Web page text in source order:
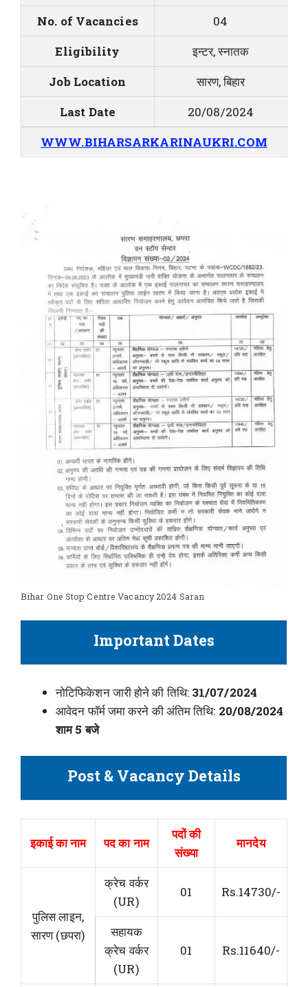
No. of Vacancies
04
Eligibility
इन्टर, स्नातक
Job Location
सारण, बिहार
Last Date
20/08/2024
WWW.BIHARSARKARINAUKRI.COM
Bihar One Stop Centre Vacancy 2024 Saran
Important Dates
नोटिफिकेशन जारी होने की तिथि: 31/07/2024
आवेदन फॉर्म जमा करने की अंतिम तिथि: 20/08/2024
शाम 5 बजे
Post & Vacancy Details
इकाई का नाम पद का नाम
पदों की
संख्या
मानदेय
पुलिस लाइन,
सारण (छपरा)
क्रेच वर्कर
(UR)
01 Rs.14730/-
सहायक
क्रेच वर्कर
(UR)
01 Rs.11640/-